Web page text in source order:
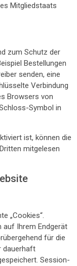
Mitgliedstaats
zum Schutz der
Bestellungen
senden, eine
Verbindung
Browsers von
Symbol in
ist, können die
mitgelesen
„Cookies“.
auf Ihrem Endgerät
für die
dauerhaft
Session-